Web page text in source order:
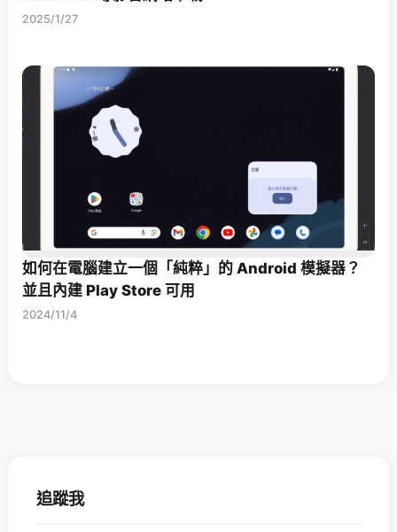
2025/1/27
如何在電腦建立一個「純粹」的 Android 模擬器？
並且內建 Play Store 可用
2024/11/4
追蹤我